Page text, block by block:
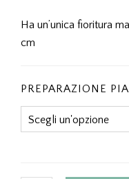
Ha un’unica fioritura
cm
PREPARAZIONE